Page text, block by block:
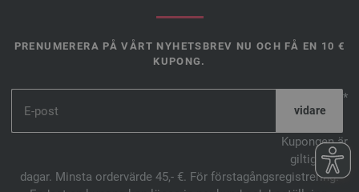
PRENUMERERA PÅ VÅRT NYHETSBREV NU OCH FÅ EN 10 €
KUPONG.
*
Kupongen är
giltig i 14
dagar. Minsta ordervärde 45,- €. För förstagångsregistrering.